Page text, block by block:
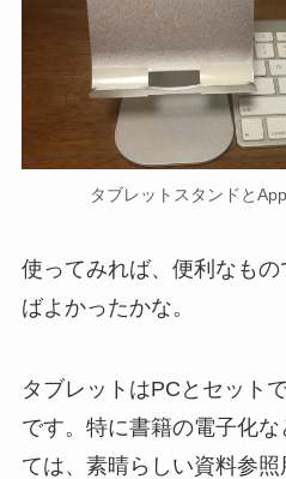
タブレットスタンドと
使ってみれば、便利なもの
ばよかったかな。
タブレットはPCとセット
です。特に書籍の電子化
ては、素晴らしい資料参